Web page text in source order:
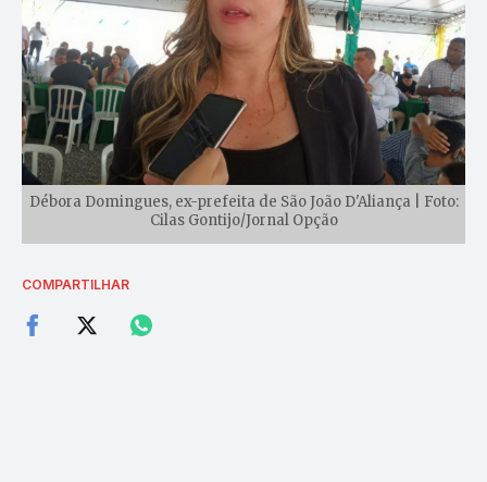
Débora Domingues, ex-prefeita de São João D'Aliança | Foto:
Cilas Gontijo/Jornal Opção
COMPARTILHAR